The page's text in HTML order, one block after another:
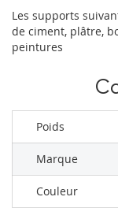
Les supports
de ciment, plâtre,
peintures
Poids
Marque
Couleur